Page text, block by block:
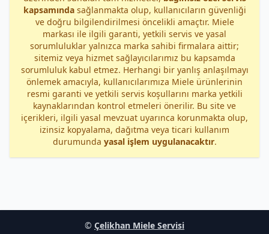
kapsamındasağlanmakta olup, kullanıcıların güvenliği
ve doğru bilgilendirilmesi öncelikli amaçtır. Miele
markası ile ilgili garanti, yetkili servis ve yasal
sorumluluklar yalnızca marka sahibi firmalara aittir;
sitemiz veya hizmet sağlayıcılarımız bu kapsamda
sorumluluk kabul etmez. Herhangi bir yanlış anlaşılmayı
önlemek amacıyla, kullanıcılarımıza Miele ürünlerinin
resmi garanti ve yetkili servis koşullarını marka yetkili
kaynaklarından kontrol etmeleri önerilir. Bu site ve
içerikleri, ilgili yasal mevzuat uyarınca korunmakta olup,
izinsiz kopyalama, dağıtma veya ticari kullanım
durumunda yasal işlem uygulanacaktır.
© Çelikhan Miele Servisi